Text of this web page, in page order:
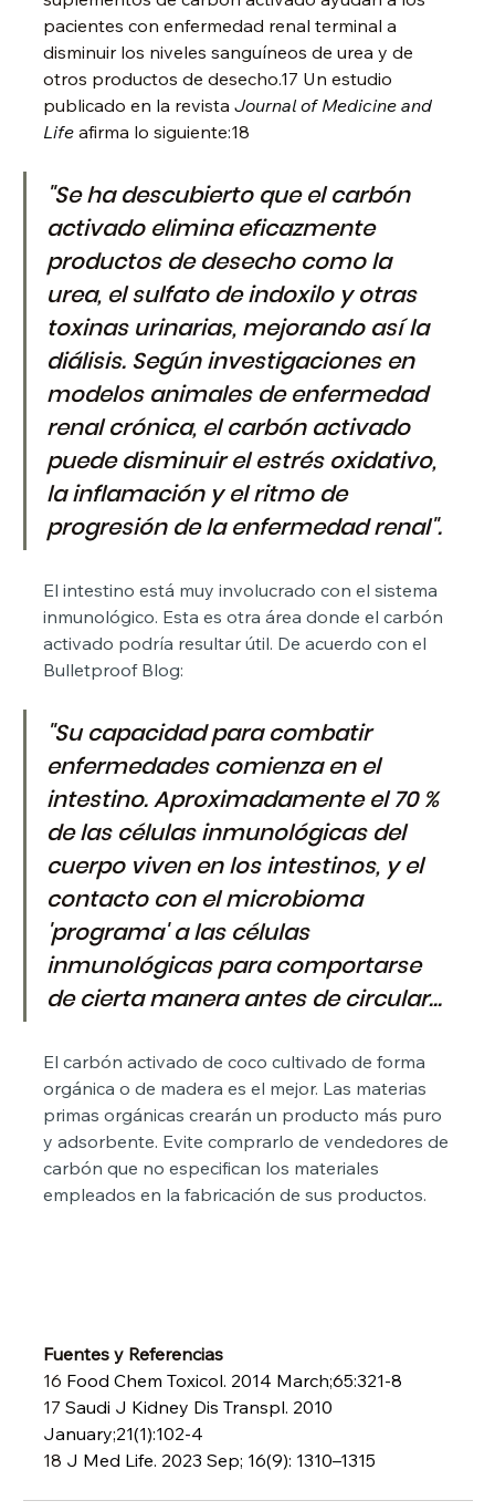
pacientes con enfermedad renal terminal a
disminuir los niveles sanguíneos de urea y de
otros productos de desecho.17 Un estudio
publicado en la revista Journal of Medicine and
Life afirma lo siguiente:18
"Se ha descubierto que el carbón
activado elimina eficazmente
productos de desecho como la
urea, el sulfato de indoxilo y otras
toxinas urinarias, mejorando así la
diálisis. Según investigaciones en
modelos animales de enfermedad
renal crónica, el carbón activado
puede disminuir el estrés oxidativo,
la inflamación y el ritmo de
progresión de la enfermedad renal".
El intestino está muy involucrado con el sistema
inmunológico. Esta es otra área donde el carbón
activado podría resultar útil. De acuerdo con el
Bulletproof Blog:
"Su capacidad para combatir
enfermedades comienza en el
intestino. Aproximadamente el 70 %
de las células inmunológicas del
cuerpo viven en los intestinos, y el
contacto con el microbioma
'programa' a las células
inmunológicas para comportarse
de cierta manera antes de circular...
El carbón activado de coco cultivado de forma
orgánica o de madera es el mejor. Las materias
primas orgánicas crearán un producto más puro
y adsorbente. Evite comprarlo de vendedores de
carbón que no especifican los materiales
empleados en la fabricación de sus productos.
Fuentes y Referencias
16 Food Chem Toxicol. 2014 March;65:321-8
17 Saudi J Kidney Dis Transpl. 2010
January;21(1):102-4
18 J Med Life. 2023 Sep; 16(9): 1310–1315